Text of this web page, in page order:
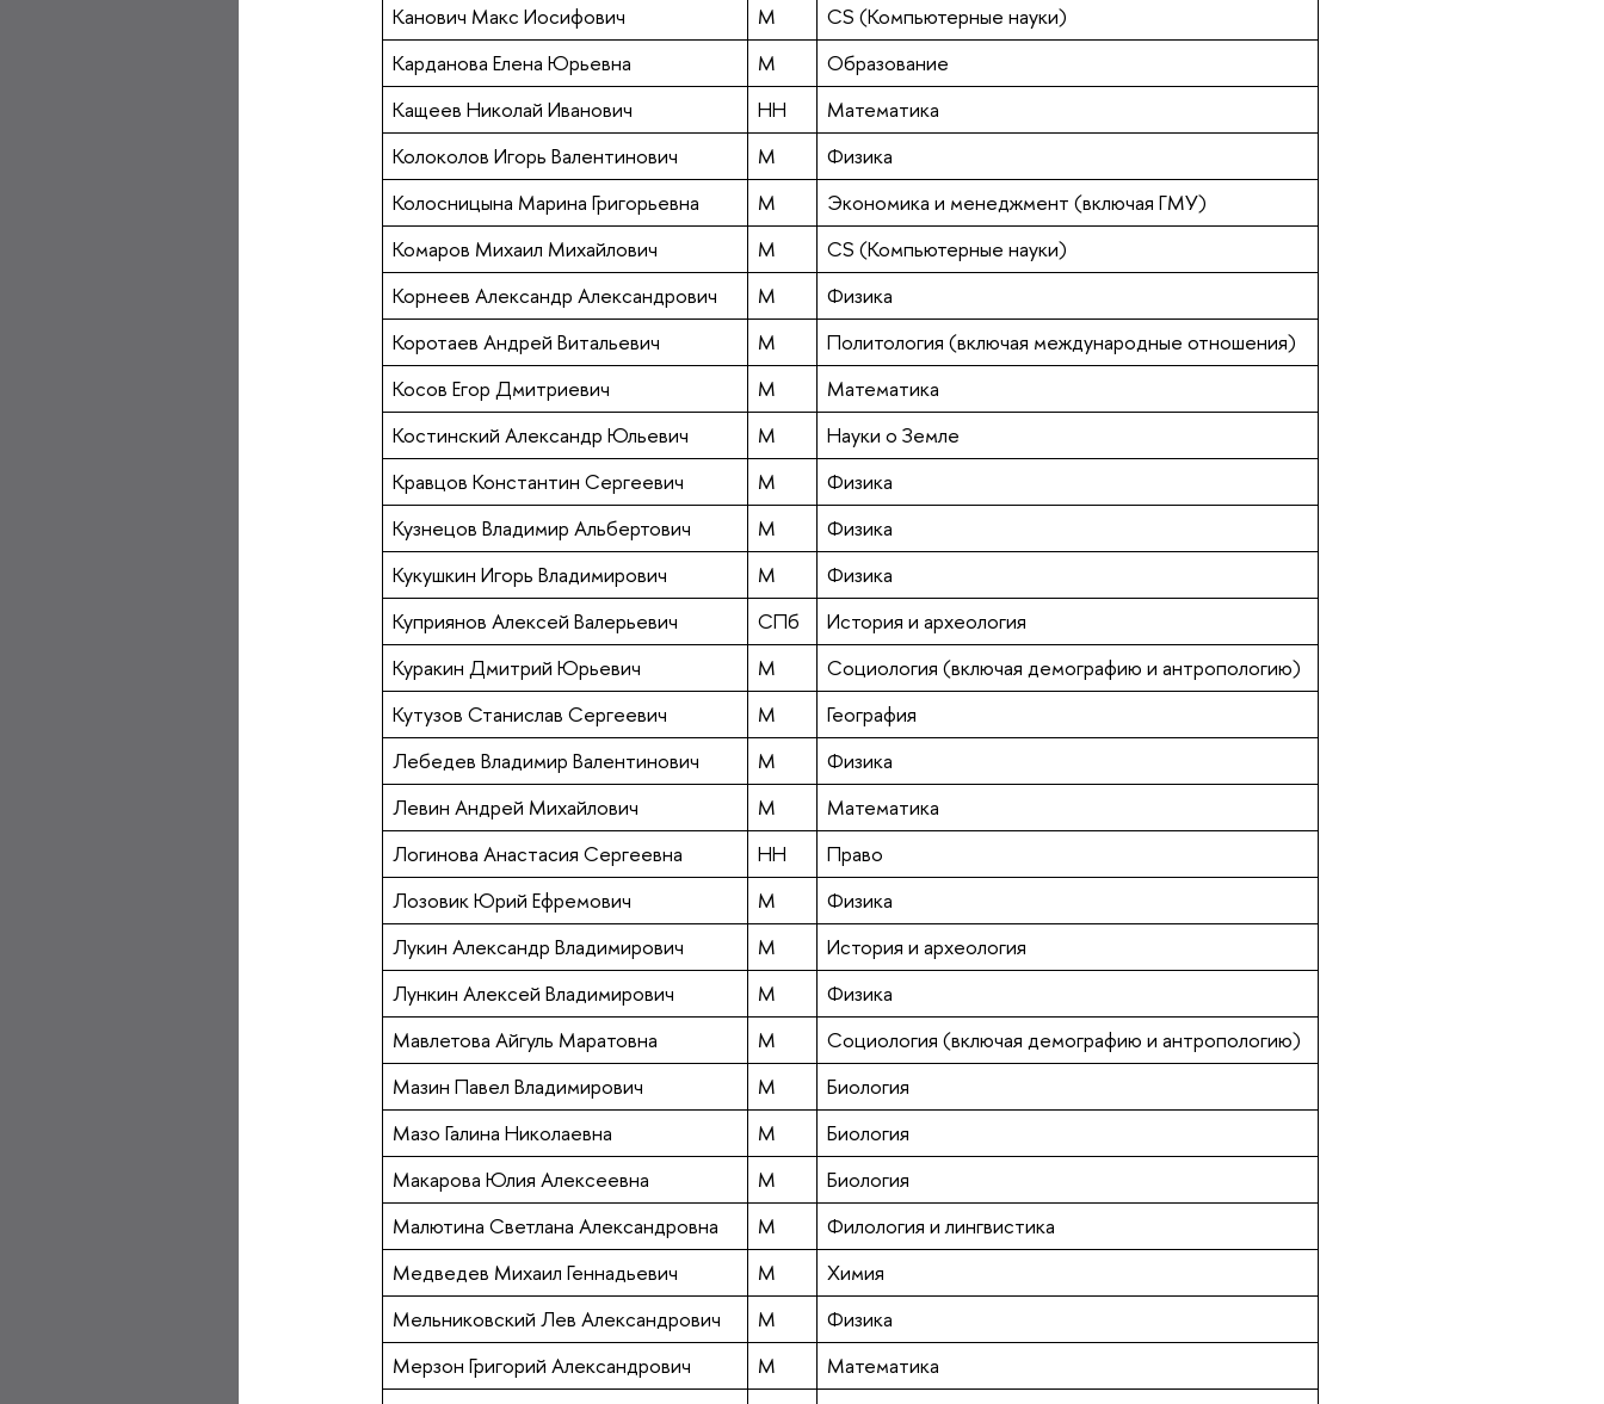
Канович Макс Иосифович
М
CS (Компьютерные науки)
Карданова Елена Юрьевна
М
Образование
Кащеев Николай Иванович
НН
Математика
Колоколов Игорь Валентинович
М
Физика
Колосницына Марина Григорьевна
М
Экономика и менеджмент (включая ГМУ)
Комаров Михаил Михайлович
М
CS (Компьютерные науки)
Корнеев Александр Александрович
М
Физика
Коротаев Андрей Витальевич
М
Политология (включая международные отношения)
Косов Егор Дмитриевич
М
Математика
Костинский Александр Юльевич
М
Науки о Земле
Кравцов Константин Сергеевич
М
Физика
Кузнецов Владимир Альбертович
М
Физика
Кукушкин Игорь Владимирович
М
Физика
Куприянов Алексей Валерьевич
СПб
История и археология
Куракин Дмитрий Юрьевич
М
Социология (включая демографию и антропологию)
Кутузов Станислав Сергеевич
М
География
Лебедев Владимир Валентинович
М
Физика
Левин Андрей Михайлович
М
Математика
Логинова Анастасия Сергеевна
НН
Право
Лозовик Юрий Ефремович
М
Физика
Лукин Александр Владимирович
М
История и археология
Лункин Алексей Владимирович
М
Физика
Мавлетова Айгуль Маратовна
М
Социология (включая демографию и антропологию)
Мазин Павел Владимирович
М
Биология
Мазо Галина Николаевна
М
Биология
Макарова Юлия Алексеевна
М
Биология
Малютина Светлана Александровна
М
Филология и лингвистика
Медведев Михаил Геннадьевич
М
Химия
Мельниковский Лев Александрович
М
Физика
Мерзон Григорий Александрович
М
Математика